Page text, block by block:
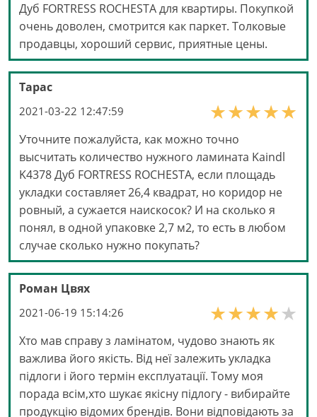
Дуб FORTRESS ROCHESTA для квартиры. Покупкой
очень доволен, смотрится как паркет. Толковые
продавцы, хороший сервис, приятные цены.
Тарас
2021-03-22 12:47:59
Уточните пожалуйста, как можно точно
высчитать количество нужного ламината Kaindl
K4378 Дуб FORTRESS ROCHESTA, если площадь
укладки составляет 26,4 квадрат, но коридор не
ровный, а сужается наискосок? И на сколько я
понял, в одной упаковке 2,7 м2, то есть в любом
случае сколько нужно покупать?
Роман Цвях
2021-06-19 15:14:26
Хто мав справу з ламінатом, чудово знають як
важлива його якість. Від неї залежить укладка
підлоги і його термін експлуатації. Тому моя
порада всім,хто шукає якісну підлогу - вибирайте
продукцію відомих брендів. Вони відповідають за